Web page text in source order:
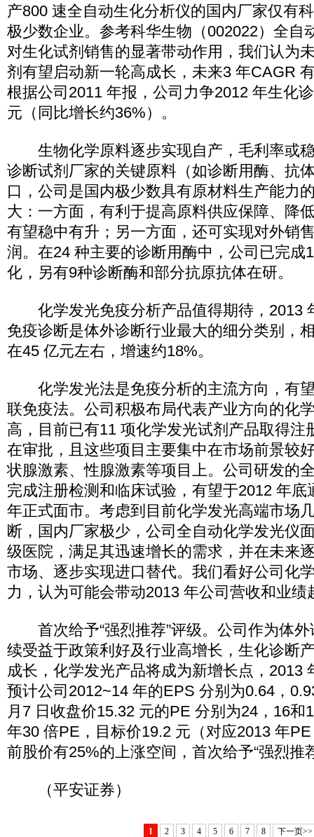
产800 速全自动生化分析仪的国内厂家仅有
极少数企业。参考科华生物（002022）全自
对生化试剂销售的显著带动作用，我们认为
剂有望启动新一轮高成长，未来3 年CAGR
根据公司2011 年报，公司力争2012 年生化
元（同比增长约36%）。
生物化学原料逐步实现自产，毛利率或
诊断试剂厂家的关键原料（如诊断用酶、抗
口，公司是国内极少数具有原材料生产能力
大：一方面，有利于提高原料供应保障、降
有望稳中有升；另一方面，还可实现对外销
润。在24 种主要的诊断用酶中，公司已完成
化，另有9种诊断酶和部分抗原抗体在研。
化学发光免疫分析产品值得期待，2013
免疫诊断是体外诊断行业最大的细分类别，
在45 亿元左右，增速约18%。
化学发光法是免疫分析的主流方向，有
联免疫法。公司积极布局代表产业方向的化
高，目前已有11 项化学发光试剂产品取得注
在审批，且这些项目主要集中在市场前景较
状腺激素、性腺激素等项目上。公司研发的
完成注册检测和临床试验，有望于2012 年底
年正式面市。考虑到目前化学发光高端市场
断，国内厂家极少，公司全自动化学发光仪
级医院，满足其迅速增长的需求，并在未来
市场、逐步实现进口替代。我们看好公司化
力，认为可能会带动2013 年公司营收和业绩
首次给予“强烈推荐”评级。公司作为体外
续受益于政策利好及行业高增长，生化诊断
成长，化学发光产品将成为新增长点，2013
预计公司2012~14 年的EPS 分别为0.64，
月7 日收盘价15.32 元的PE 分别为24，16和
年30 倍PE，目标价19.2 元（对应2013 年
前股价有25%的上涨空间，首次给予“强烈推
（平安证券）
1 2 3 4 5 6 7 8 下一页>>